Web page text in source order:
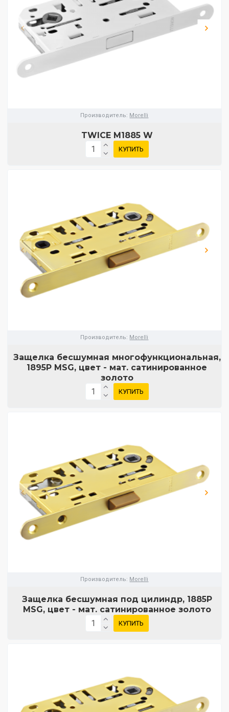
Производитель: Morelli
TWICE M1885 W
КУПИТЬ
Производитель: Morelli
Защелка бесшумная многофункциональная,
1895P MSG, цвет - мат. сатинированное
золото
КУПИТЬ
Производитель: Morelli
Защелка бесшумная под цилиндр, 1885P
MSG, цвет - мат. сатинированное золото
КУПИТЬ